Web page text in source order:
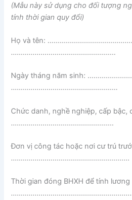
(Mẫu này sử dụng cho đối tượng
tính thời gian quy đổi)
Họ và tên:
……………………………………………..
Ngày tháng năm sinh:
………………………………………………
Chức danh, nghề nghiệp, cấp bậc,
…………………………………………….
Đơn vị công tác hoặc nơi cư trú
……………………………………………………
Thời gian đóng BHXH để tính lương